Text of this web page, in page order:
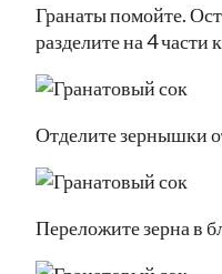
Гранаты помойте.
разделите на 4 части
Отделите зернышки
Переложите зерна в